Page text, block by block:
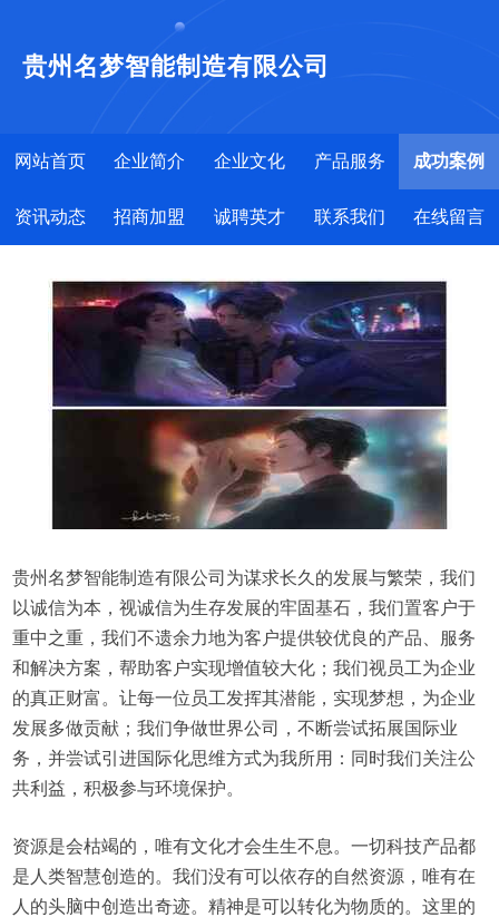
贵州名梦智能制造有限公司
网站首页 企业简介 企业文化 产品服务 成功案例
资讯动态 招商加盟 诚聘英才 联系我们 在线留言
贵州名梦智能制造有限公司为谋求长久的发展与繁荣，我们
以诚信为本，视诚信为生存发展的牢固基石，我们置客户于
重中之重，我们不遗余力地为客户提供较优良的产品、服务
和解决方案，帮助客户实现增值较大化；我们视员工为企业
的真正财富。让每一位员工发挥其潜能，实现梦想，为企业
发展多做贡献；我们争做世界公司，不断尝试拓展国际业
务，并尝试引进国际化思维方式为我所用：同时我们关注公
共利益，积极参与环境保护。
资源是会枯竭的，唯有文化才会生生不息。一切科技产品都
是人类智慧创造的。我们没有可以依存的自然资源，唯有在
人的头脑中创造出奇迹。精神是可以转化为物质的。这里的